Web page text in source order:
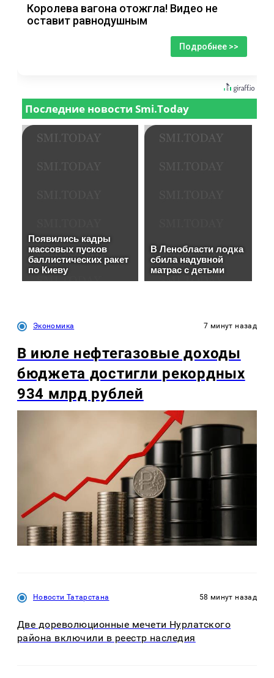
Королева вагона отожгла! Видео не
оставит равнодушным
Подробнее >>
Экономика 7 минут назад
В июле нефтегазовые доходы
бюджета достигли рекордных
934 млрд рублей
Новости Татарстана 58 минут назад
Две дореволюционные мечети Нурлатского
района включили в реестр наследия